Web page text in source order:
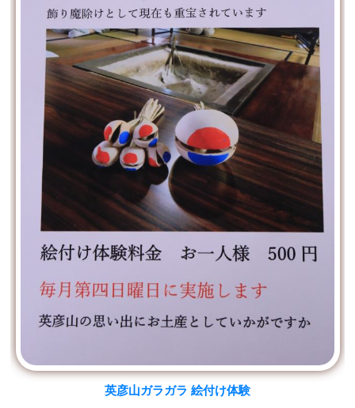
英彦山ガラガラ 絵付け体験